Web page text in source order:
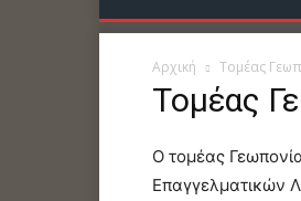
Αρχική Τομέας
Τομέας
Ο τομέας
Επαγγελματικών